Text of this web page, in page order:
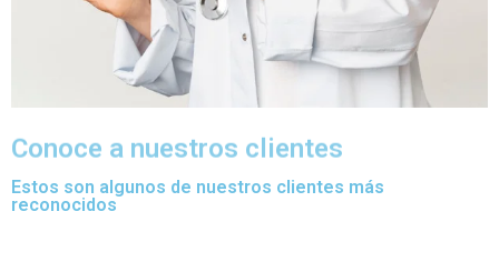
Conoce a nuestros clientes
Estos son algunos de nuestros clientes más
reconocidos